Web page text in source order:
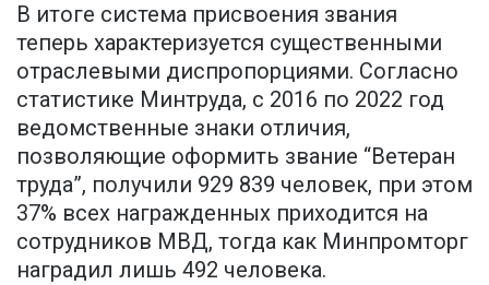
В итоге система присвоения звания
теперь характеризуется существенными
отраслевыми диспропорциями. Согласно
статистике Минтруда, с 2016 по 2022 год
ведомственные знаки отличия,
позволяющие оформить звание “Ветеран
труда”, получили 929 839 человек, при этом
37% всех награжденных приходится на
сотрудников МВД, тогда как Минпромторг
наградил лишь 492 человека.